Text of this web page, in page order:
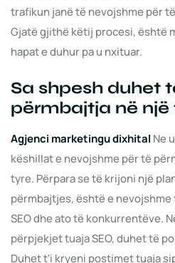
trafikun janë të nevojshme për
Gjatë gjithë këtij procesi, është
hapat e duhur pa u nxituar.
Sa shpesh duhet
përmbajtja në
Agjenci marketingu dixhital Ne
këshillat e nevojshme për të
tyre. Përpara se të krijoni një
përmbajtjes, është e
SEO dhe ato të konkurrentëve.
përpjekjet tuaja SEO, duhet të
Duhet t'i kryeni postimet tuaja